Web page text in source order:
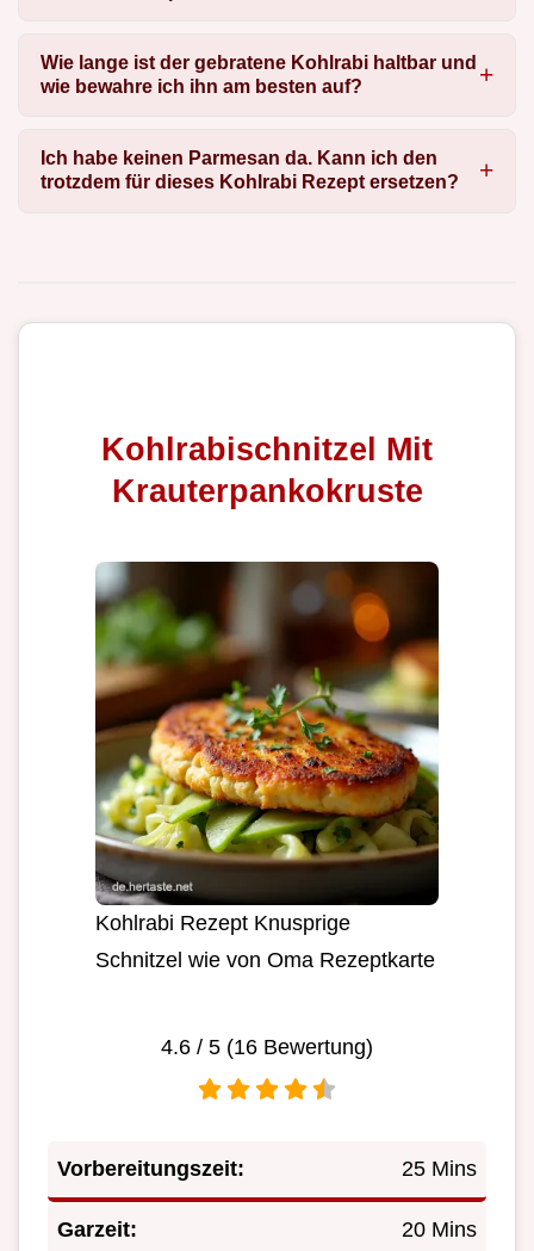
Wie lange ist der gebratene Kohlrabi haltbar und
wie bewahre ich ihn am besten auf?
Ich habe keinen Parmesan da. Kann ich den
trotzdem für dieses Kohlrabi Rezept ersetzen?
Kohlrabischnitzel Mit
Krauterpankokruste
Kohlrabi Rezept Knusprige
Schnitzel wie von Oma Rezeptkarte
4.6 / 5 (16 Bewertung)
Vorbereitungszeit: 25 Mins
Garzeit: 20 Mins